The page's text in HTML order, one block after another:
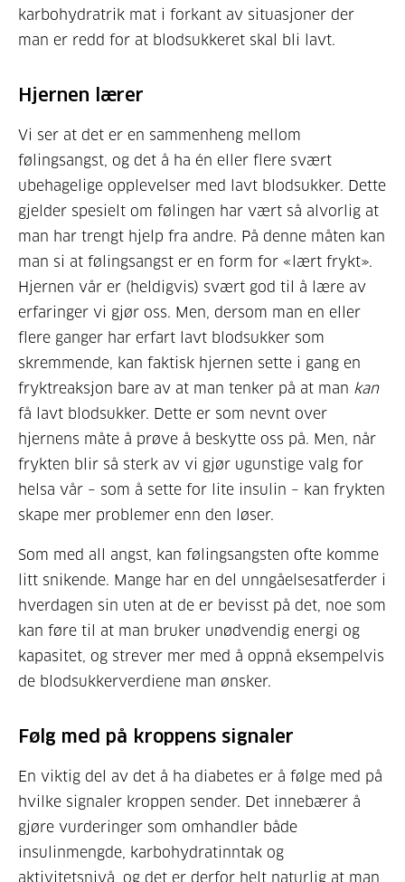
karbohydratrik mat i forkant av situasjoner der
man er redd for at blodsukkeret skal bli lavt.
Hjernen lærer
Vi ser at det er en sammenheng mellom
følingsangst, og det å ha én eller flere svært
ubehagelige opplevelser med lavt blodsukker. Dette
gjelder spesielt om følingen har vært så alvorlig at
man har trengt hjelp fra andre. På denne måten kan
man si at følingsangst er en form for «lært frykt».
Hjernen vår er (heldigvis) svært god til å lære av
erfaringer vi gjør oss. Men, dersom man en eller
flere ganger har erfart lavt blodsukker som
skremmende, kan faktisk hjernen sette i gang en
fryktreaksjon bare av at man tenker på at man kan
få lavt blodsukker. Dette er som nevnt over
hjernens måte å prøve å beskytte oss på. Men, når
frykten blir så sterk av vi gjør ugunstige valg for
helsa vår – som å sette for lite insulin – kan frykten
skape mer problemer enn den løser.
Som med all angst, kan følingsangsten ofte komme
litt snikende. Mange har en del unngåelsesatferder i
hverdagen sin uten at de er bevisst på det, noe som
kan føre til at man bruker unødvendig energi og
kapasitet, og strever mer med å oppnå eksempelvis
de blodsukkerverdiene man ønsker.
Følg med på kroppens signaler
En viktig del av det å ha diabetes er å følge med på
hvilke signaler kroppen sender. Det innebærer å
gjøre vurderinger som omhandler både
insulinmengde, karbohydratinntak og
aktivitetsnivå, og det er derfor helt naturlig at man